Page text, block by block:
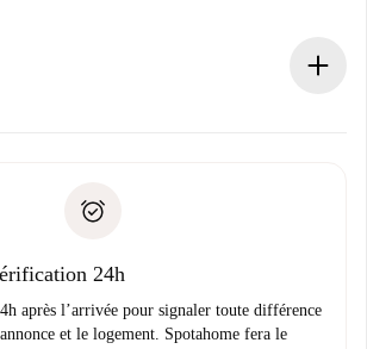
propriétaire.
prélèvement et nous vous proposerons
de solvabilité
aucun problème n'est signalé.
24h
après l’arrivée pour signaler toute différence
et le logement. Spotahome fera le